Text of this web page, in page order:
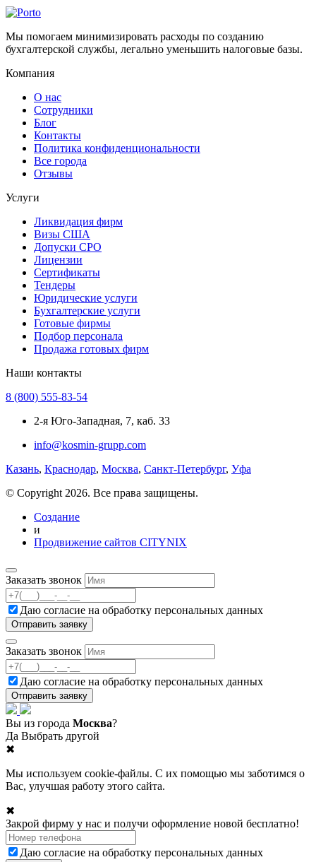
Мы помогаем минимизировать расходы по созданию
бухгалтерской службы, легально уменьшить налоговые базы.
Компания
О нас
Сотрудники
Блог
Контакты
Политика конфиденциональности
Все города
Отзывы
Услуги
Ликвидация фирм
Визы США
Допуски СРО
Лицензии
Сертификаты
Тендеры
Юридические услуги
Бухгалтерские услуги
Готовые фирмы
Подбор персонала
Продажа готовых фирм
Наши контакты
8 (800) 555-83-54
2-я Юго-Западная, 7, каб. 33
info@kosmin-grupp.com
Казань, Краснодар, Москва, Санкт-Петербург, Уфа
© Copyright 2026. Все права защищены.
Создание
и
Продвижение сайтов CITYNIX
Заказать звонок
Даю согласие на обработку персональных данных
Заказать звонок
Даю согласие на обработку персональных данных
Вы из города Москва?
Да Выбрать другой
✖
Мы используем cookie-файлы. С их помощью мы заботимся о
Вас, улучшая работу этого сайта.
✖
Закрой фирму у нас и получи оформление новой бесплатно!
Даю согласие на обработку персональных данных